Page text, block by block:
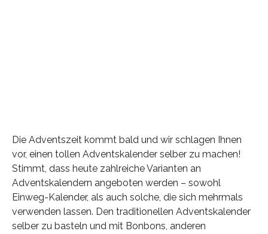
Die Adventszeit kommt bald und wir schlagen Ihnen
vor, einen tollen Adventskalender selber zu machen!
Stimmt, dass heute zahlreiche Varianten an
Adventskalendern angeboten werden – sowohl
Einweg-Kalender, als auch solche, die sich mehrmals
verwenden lassen. Den traditionellen Adventskalender
selber zu basteln und mit Bonbons, anderen